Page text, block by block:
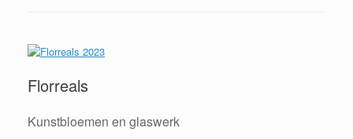
Florreals
Kunstbloemen en glaswerk